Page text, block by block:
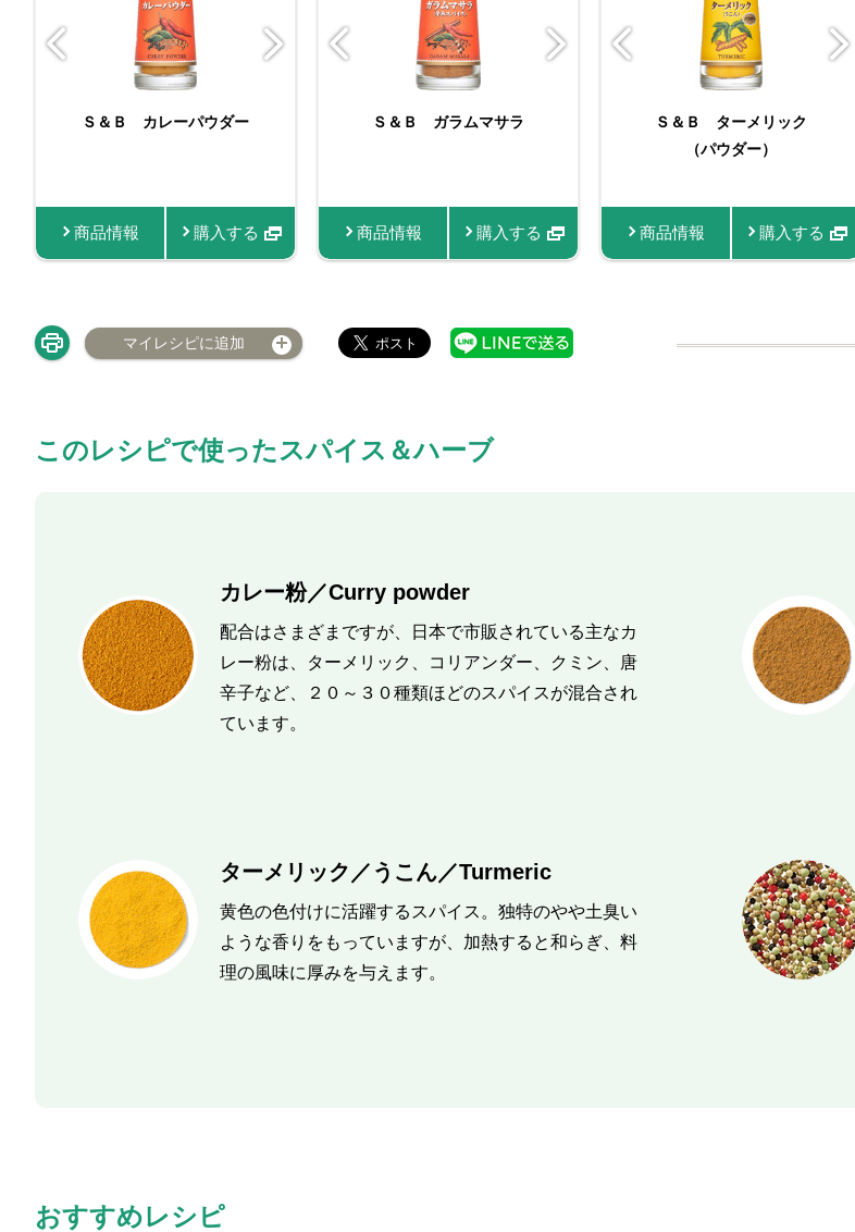
Ｓ＆Ｂ カレーパウダー
商品情報 購入する
FAUCHON カレーパウ
商品情報 購入する
カレー ８４ｇ
商品情報 購入する
バリュースパイスガラム
商品情報
Ｓ＆Ｂ ガラムマサラ
商品情報 購入する
Ｓ＆Ｂ 袋入り ガラム
マサラ
商品情報 購入する
バリュースパイスターメ
商品情報
Ｓ＆Ｂ ターメリック
（パウダー）
商品情報 購入する
マイチョイス コショ
ー 13g
商品情報 購入する
マイレシピに追加
このレシピで使ったスパイス＆ハーブ
カレー粉／Curry powder
配合はさまざまですが、日本で市販されている主なカ
レー粉は、ターメリック、コリアンダー、クミン、唐
辛子など、２０～３０種類ほどのスパイスが混合され
ています。
ターメリック／うこん／Turmeric
黄色の色付けに活躍するスパイス。独特のやや土臭い
ような香りをもっていますが、加熱すると和らぎ、料
理の風味に厚みを与えます。
おすすめレシピ